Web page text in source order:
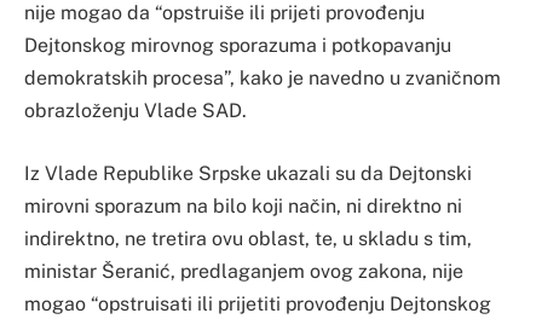
nije mogao da “opstruiše ili prijeti provođenju
Dejtonskog mirovnog sporazuma i potkopavanju
demokratskih procesa”, kako je navedno u zvaničnom
obrazloženju Vlade SAD.
Iz Vlade Republike Srpske ukazali su da Dejtonski
mirovni sporazum na bilo koji način, ni direktno ni
indirektno, ne tretira ovu oblast, te, u skladu s tim,
ministar Šeranić, predlaganjem ovog zakona, nije
mogao “opstruisati ili prijetiti provođenju Dejtonskog